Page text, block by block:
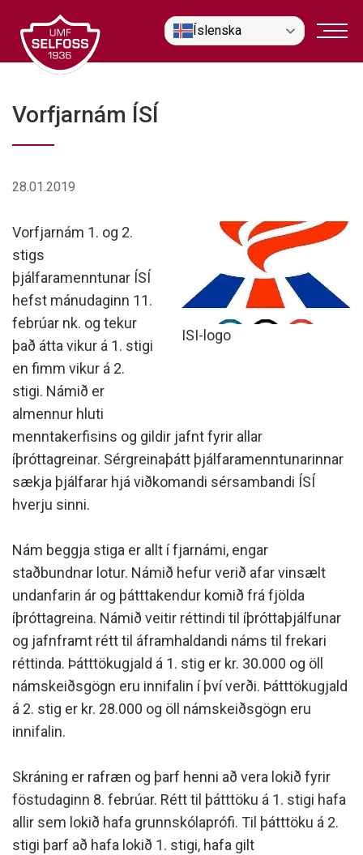
efni
Íslenska
Vorfjarnám ÍSÍ
28.01.2019
ISI-logo
Vorfjarnám 1. og 2.
stigs
þjálfaramenntunar ÍSÍ
hefst mánudaginn 11.
febrúar nk. og tekur
það átta vikur á 1. stigi
en fimm vikur á 2.
stigi. Námið er
almennur hluti
menntakerfisins og gildir jafnt fyrir allar
íþróttagreinar. Sérgreinaþátt þjálfaramenntunarinnar
sækja þjálfarar hjá viðkomandi sérsambandi ÍSÍ
hverju sinni.
Nám beggja stiga er allt í fjarnámi, engar
staðbundnar lotur. Námið hefur verið afar vinsælt
undanfarin ár og þátttakendur komið frá fjölda
íþróttagreina. Námið veitir réttindi til íþróttaþjálfunar
og jafnframt rétt til áframhaldandi náms til frekari
réttinda. Þátttökugjald á 1. stig er kr. 30.000 og öll
námskeiðsgögn eru innifalin í því verði. Þátttökugjald
á 2. stig er kr. 28.000 og öll námskeiðsgögn eru
innifalin.
Skráning er rafræn og þarf henni að vera lokið fyrir
föstudaginn 8. febrúar. Rétt til þátttöku á 1. stigi hafa
allir sem lokið hafa grunnskólaprófi. Til þátttöku á 2.
stigi þarf að hafa lokið 1. stigi, hafa gilt